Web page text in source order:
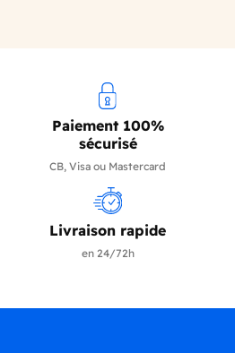
Paiement 100%
sécurisé
CB, Visa ou Mastercard
Livraison rapide
en 24/72h